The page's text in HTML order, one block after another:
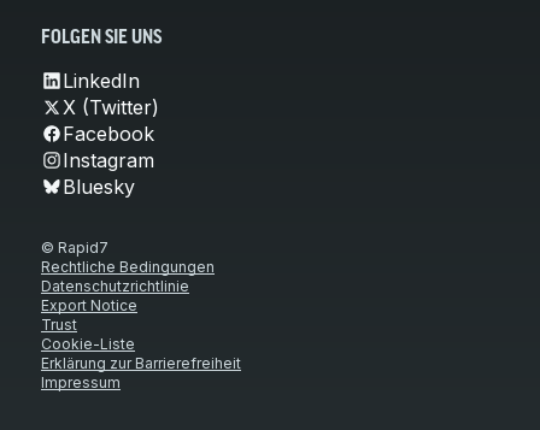
FOLGEN SIE UNS
LinkedIn
X (Twitter)
Facebook
Instagram
Bluesky
© Rapid7
Rechtliche Bedingungen
Datenschutzrichtlinie
Export Notice
Trust
Cookie-Liste
Erklärung zur Barrierefreiheit
Impressum